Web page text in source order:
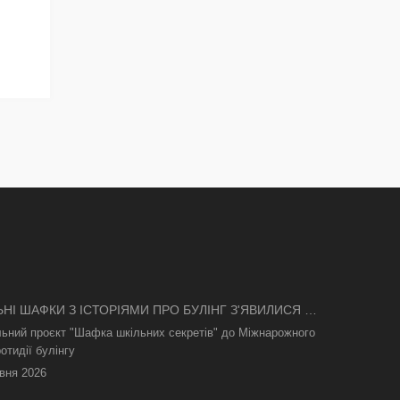
ШАФКИ З ІСТОРІЯМИ ПРО БУЛІНГ З'ЯВИЛИСЯ В
проєкт "Шафка шкільних секретів" до Міжнарожного
булінгу
2026